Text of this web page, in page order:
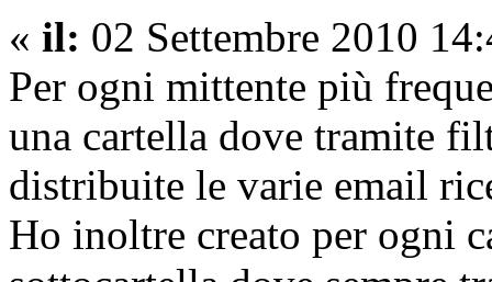
« il: 02 Settembre 2010
Per ogni mittente più
una cartella dove tramite
distribuite le varie email
Ho inoltre creato per ogni